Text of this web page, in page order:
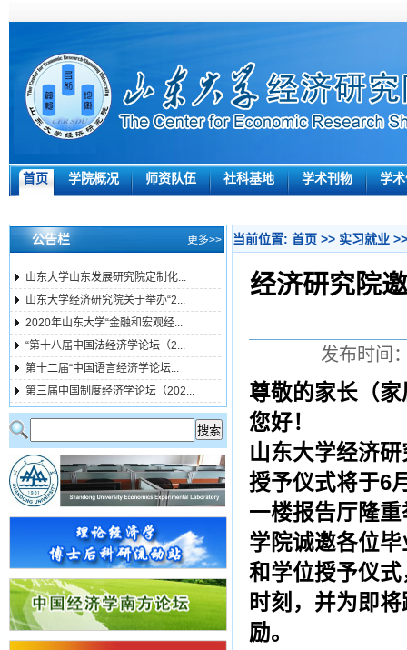
首页 学院概况 师资队伍 社科基地 学术刊物 学
公告栏 更多>>
山东大学山东发展研究院定制化...
山东大学经济研究院关于举办“2...
2020年山东大学“金融和宏观经...
“第十八届中国法经济学论坛（2...
第十二届“中国语言经济学论坛...
第三届中国制度经济学论坛（202...
当前位置: 首页 >> 实习就业
经济研究院
发布时间
尊敬的家长（
您好！
山东大学经济
授予仪式将于6
一楼报告厅隆
学院诚邀各位
和学位授予仪
时刻，并为即
励。